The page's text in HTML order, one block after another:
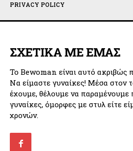
PRIVACY POLICY
ΣΧΕΤΙΚΑ ΜΕ ΕΜΑΣ
Το Bewoman είναι αυτό ακριβώς
Να είμαστε γυναίκες! Μέσα στον
έχουμε, θέλουμε να
γυναίκες, όμορφες με στυλ είτε
χρονών.